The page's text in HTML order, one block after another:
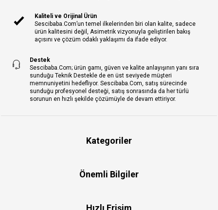
Kaliteli ve Orijinal Ürün
Sescibaba.Com’un temel ilkelerinden biri olan kalite, sadece
ürün kalitesini değil, Asimetrik vizyonuyla geliştirilen bakış
açısını ve çözüm odaklı yaklaşımı da ifade ediyor.
Destek
Sescibaba.Com; ürün gamı, güven ve kalite anlayışının yanı sıra
sunduğu Teknik Destekle de en üst seviyede müşteri
memnuniyetini hedefliyor. Sescibaba.Com, satış sürecinde
sunduğu profesyonel desteği, satış sonrasında da her türlü
sorunun en hızlı şekilde çözümüyle de devam ettiriyor.
Kategoriler
Önemli Bilgiler